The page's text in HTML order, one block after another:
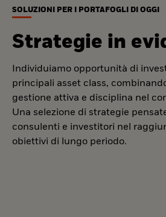
SOLUZIONI PER I PORTAFOGLI DI OGGI
Strategie in
Individuiamo opportunità di
principali asset class,
gestione attiva e disciplina nel
Una selezione di strategie
consulenti e investitori nel
obiettivi di lungo periodo.